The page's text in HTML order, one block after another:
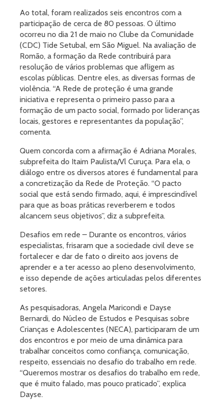
Ao total, foram realizados seis encontros com a
participação de cerca de 80 pessoas. O último
ocorreu no dia 21 de maio no Clube da Comunidade
(CDC) Tide Setubal, em São Miguel. Na avaliação de
Romão, a formação da Rede contribuirá para
resolução de vários problemas que afligem as
escolas públicas. Dentre eles, as diversas formas de
violência. “A Rede de proteção é uma grande
iniciativa e representa o primeiro passo para a
formação de um pacto social, formado por lideranças
locais, gestores e representantes da população”,
comenta.
Quem concorda com a afirmação é Adriana Morales,
subprefeita do Itaim Paulista/Vl Curuça. Para ela, o
diálogo entre os diversos atores é fundamental para
a concretização da Rede de Proteção. “O pacto
social que está sendo firmado, aqui, é imprescindível
para que as boas práticas reverberem e todos
alcancem seus objetivos”, diz a subprefeita.
Desafios em rede – Durante os encontros, vários
especialistas, frisaram que a sociedade civil deve se
fortalecer e dar de fato o direito aos jovens de
aprender e a ter acesso ao pleno desenvolvimento,
e isso depende de ações articuladas pelos diferentes
setores.
As pesquisadoras, Angela Maricondi e Dayse
Bernardi, do Núcleo de Estudos e Pesquisas sobre
Crianças e Adolescentes (NECA), participaram de um
dos encontros e por meio de uma dinâmica para
trabalhar conceitos como confiança, comunicação,
respeito, essenciais no desafio do trabalho em rede.
“Queremos mostrar os desafios do trabalho em rede,
que é muito falado, mas pouco praticado”, explica
Dayse.